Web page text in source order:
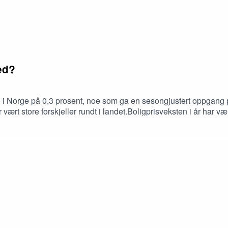
Norge på 0,3 prosent, noe som ga en sesongjustert
vært store forskjeller rundt i landet.Boligprisveksten i år har
og i Oslo har utviklingen vært overraskende svak
boligmarkedet videre i 2026?Og: Er det noe håp for
leder Boligbobla TV fra 10.30 og lodder stemningen i
Anita Leirvik North (H) og Eiendomsmegler/Partner, Finn